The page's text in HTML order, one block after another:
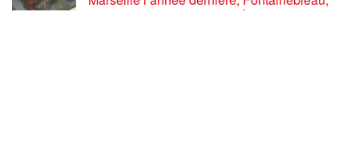
Arcachon, la Drôme et les Écrins cette année